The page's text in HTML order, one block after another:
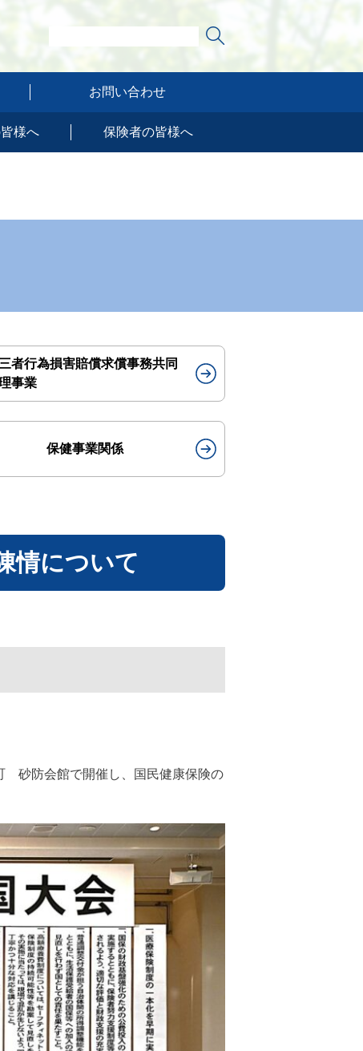
お問い合わせ
様へ 保険者の皆様へ
者行為損害賠償求償事務共同
事業
保健事業関係
情について
砂防会館で開催し、国民健康保険の